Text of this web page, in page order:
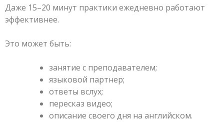
Даже 15–20 минут практики ежедневно работают
эффективнее.
Это может быть:
занятие с преподавателем;
языковой партнер;
ответы вслух;
пересказ видео;
описание своего дня на английском.